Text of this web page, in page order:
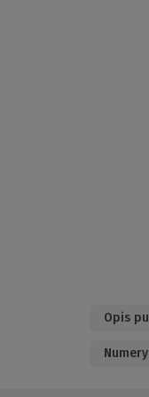
Opis